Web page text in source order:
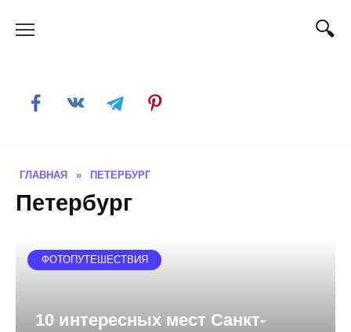
ГЛАВНАЯ » ПЕТЕРБУРГ
Петербург
ФОТОПУТЕШЕСТВИЯ
10 интересных мест Санкт-